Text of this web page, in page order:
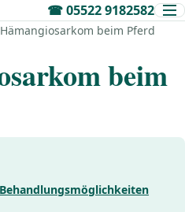
☎05522 9182582
beim Pferd
beim
Behandlungsmöglichkeiten